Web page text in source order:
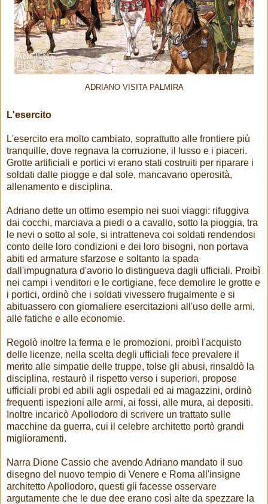
ADRIANO VISITA PALMIRA
L'esercito
L'esercito era molto cambiato, soprattutto alle frontiere più
tranquille, dove regnava la corruzione, il lusso e i piaceri.
Grotte artificiali e portici vi erano stati costruiti per riparare i
soldati dalle piogge e dal sole, mancavano operosità,
allenamento e disciplina.
Adriano dette un ottimo esempio nei suoi viaggi: rifuggiva
dai cocchi, marciava a piedi o a cavallo, sotto la pioggia, tra
le nevi o sotto al sole, si intratteneva coi soldati rendendosi
conto delle loro condizioni e dei loro bisogni, non portava
abiti ed armature sfarzose e soltanto la spada
dall'impugnatura d'avorio lo distingueva dagli ufficiali. Proibì
nei campi i venditori e le cortigiane, fece demolire le grotte e
i portici, ordinò che i soldati vivessero frugalmente e si
abituassero con giornaliere esercitazioni all'uso delle armi,
alle fatiche e alle economie.
Regolò inoltre la ferma e le promozioni, proibì l'acquisto
delle licenze, nella scelta degli ufficiali fece prevalere il
merito alle simpatie delle truppe, tolse gli abusi, rinsaldò la
disciplina, restaurò il rispetto verso i superiori, propose
ufficiali probi ed abili agli ospedali ed ai magazzini, ordinò
frequenti ispezioni alle armi, ai fossi, alle mura, ai depositi.
Inoltre incaricò Apollodoro di scrivere un trattato sulle
macchine da guerra, cui il celebre architetto portò grandi
miglioramenti.
Narra Dione Cassio che avendo Adriano mandato il suo
disegno del nuovo tempio di Venere e Roma all'insigne
architetto Apollodoro, questi gli facesse osservare
argutamente che le due dee erano così alte da spezzare la